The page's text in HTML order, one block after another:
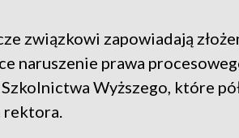
związkowi zapowiadają
naruszenie prawa
Wyższego, które